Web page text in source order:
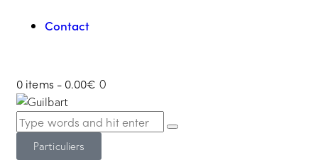
Contact
0 items - 0.00€ 0
Particuliers